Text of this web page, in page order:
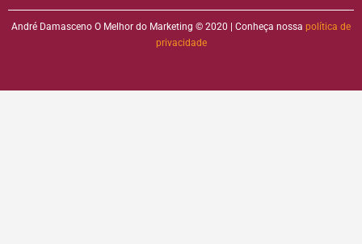
André Damasceno O Melhor do Marketing © 2020 | Conheça nossa política de
privacidade